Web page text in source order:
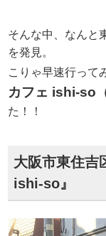
そんな中、なんと
を発見。
こりゃ早速行って
カフェ ishi-so
た！！
大阪市東住吉
ishi-so』